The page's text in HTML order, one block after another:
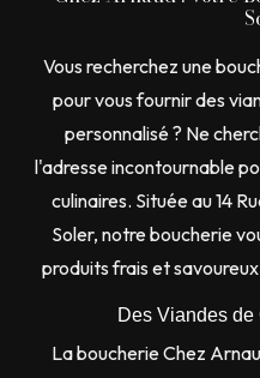
Vous recherchez une
pour vous fournir des
personnalisé ? Ne
l'adresse incontournable
culinaires. Située au 14
Soler, notre boucherie
produits frais et
Des Viandes
La boucherie Chez